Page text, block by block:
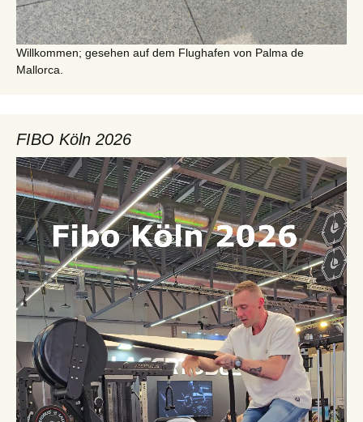
Willkommen; gesehen auf dem Flughafen von Palma de
Mallorca.
FIBO Köln 2026
Video-
Player